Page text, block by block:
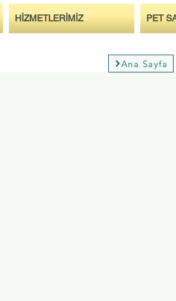
HİZMETLERİMİZ PET
Ana Sayfa